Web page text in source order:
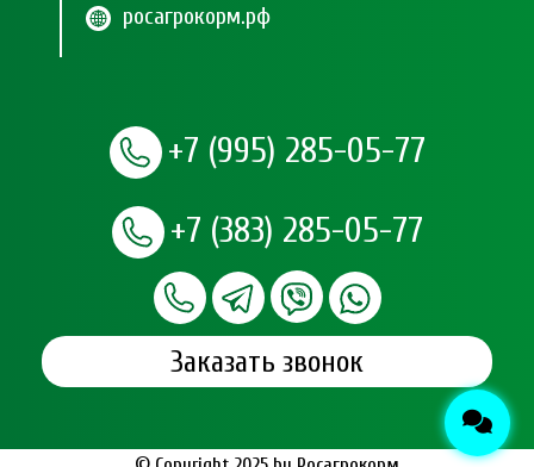
росагрокорм.рф
+7 (995) 285-05-77
+7 (383) 285-05-77
Заказать звонок